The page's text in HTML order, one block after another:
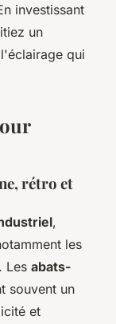
investissant
un
qui
rétro et
,
les
Les abats-
souvent un
et